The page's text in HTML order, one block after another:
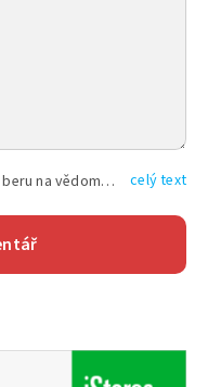
Vyplněním shora uvedených údajů beru na vědomí, že společnost TEXT FACTORY s.r.o., sídlem Brno, Durďákova 336/29, Černá Pole, PSČ: 613 00, IČ: 06157831, zapsané u Krajského soudu v Brně, oddíl C, vložka 100399, bude zpracovávat mé osobní údaje uvedené v rámci mnou vyplněného registračního formuláře na základě oprávněných zájmů TEXT FACTORY s.r.o. dle čl. 6 odst. 1 písm. f) GDPR a pro splnění právních povinností (čl. 6 odst. 1 písm. c) GDPR), a to pro tyto účely: nezbytnost zajistit oprávnění návštěvníka webových stránek provozovaných společností TEXT FACTORY s.r.o. přispívat aktivně ke zveřejněným článkům nebo v rámci diskusních fór a výkon práv TEXT FACTORY s.r.o. jako administrátora těchto diskusních fór. Více informací o zpracování osobních údajů a právech lze nalézt v celý text